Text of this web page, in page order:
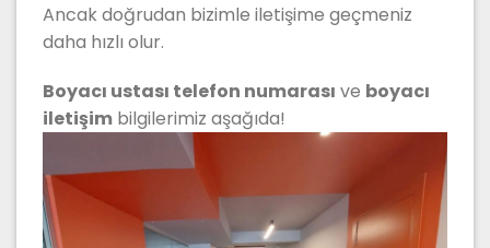
Ancak doğrudan bizimle iletişime geçmeniz
daha hızlı olur.
Boyacı ustası telefon numarası ve boyacı
iletişim bilgilerimiz aşağıda!